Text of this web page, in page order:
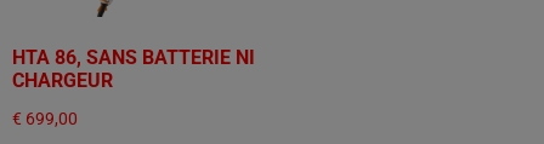
HTA 86, SANS BATTERIE NI
CHARGEUR
€ 699,00